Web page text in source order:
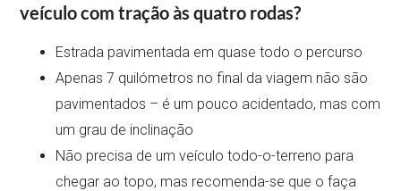
veículo com tração às quatro rodas?
Estrada pavimentada em quase todo o percurso
Apenas 7 quilómetros no final da viagem não são
pavimentados – é um pouco acidentado, mas com
um grau de inclinação
Não precisa de um veículo todo-o-terreno para
chegar ao topo, mas recomenda-se que o faça